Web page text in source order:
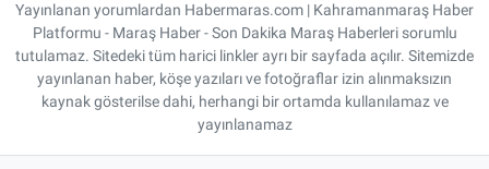
Yayınlanan yorumlardan Habermaras.com | Kahramanmaraş Haber
Platformu - Maraş Haber - Son Dakika Maraş Haberleri sorumlu
tutulamaz. Sitedeki tüm harici linkler ayrı bir sayfada açılır. Sitemizde
yayınlanan haber, köşe yazıları ve fotoğraflar izin alınmaksızın
kaynak gösterilse dahi, herhangi bir ortamda kullanılamaz ve
yayınlanamaz